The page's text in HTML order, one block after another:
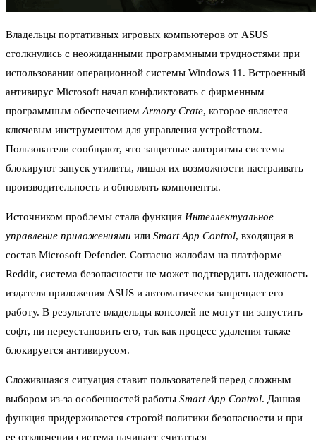
Владельцы портативных игровых компьютеров от ASUS
столкнулись с неожиданными программными трудностями при
использовании операционной системы Windows 11. Встроенный
антивирус Microsoft начал конфликтовать с фирменным
программным обеспечениемArmory Crate, которое является
ключевым инструментом для управления устройством.
Пользователи сообщают, что защитные алгоритмы системы
блокируют запуск утилиты, лишая их возможности настраивать
производительность и обновлять компоненты.
Источником проблемы стала функция Интеллектуальное
управление приложениями или Smart App Control, входящая в
состав Microsoft Defender. Согласно жалобам на платформе
Reddit, система безопасности не может подтвердить надежность
издателя приложения ASUS и автоматически запрещает его
работу. В результате владельцы консолей не могут ни запустить
софт, ни переустановить его, так как процесс удаления также
блокируется антивирусом.
Сложившаяся ситуация ставит пользователей перед сложным
выбором из-за особенностей работы Smart App Control. Данная
функция придерживается строгой политики безопасности и при
ее отключении система начинает считаться